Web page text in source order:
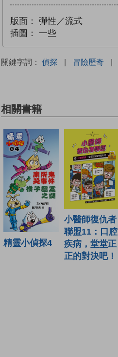
版面：
彈性／流式
插圖：
一些
關鍵字詞： 偵探 | 冒險歷奇 |
相關書籍
精靈小偵探4
小醫師復仇者
聯盟11：口腔
疾病，堂堂正
正的對決吧！